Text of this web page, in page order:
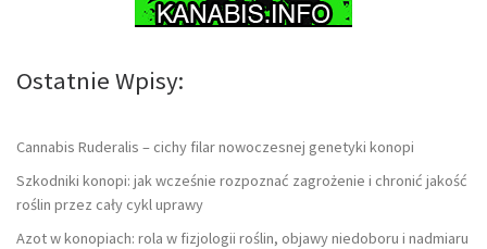
Ostatnie Wpisy:
Cannabis Ruderalis – cichy filar nowoczesnej genetyki konopi
Szkodniki konopi: jak wcześnie rozpoznać zagrożenie i chronić jakość
roślin przez cały cykl uprawy
Azot w konopiach: rola w fizjologii roślin, objawy niedoboru i nadmiaru